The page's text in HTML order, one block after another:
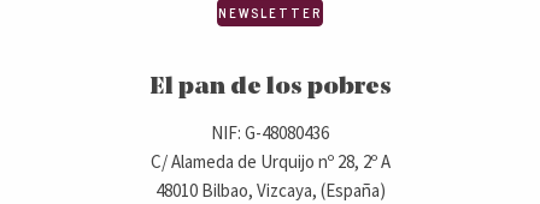
El pan de los pobres
NIF: G-48080436
C/ Alameda de Urquijo nº 28, 2º A
48010 Bilbao, Vizcaya, (España)
NEWSLETTER